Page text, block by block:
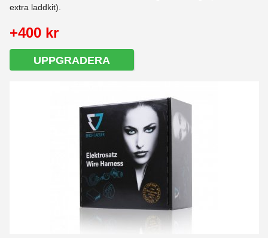
extra laddkit).
+400 kr
UPPGRADERA